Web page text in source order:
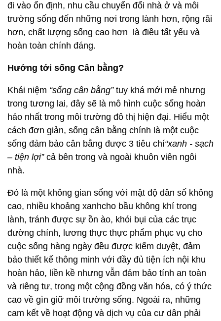
đi vào ổn định, nhu cầu chuyển đổi nhà ở và môi
trường sống đến những nơi trong lành hơn, rộng rãi
hơn, chất lượng sống cao hơn là điều tất yếu và
hoàn toàn chính đáng.
Hướng tới sống Cân bằng?
Khái niệm “sống cân bằng”tuy khá mới mẻ nhưng
trong tương lai, đây sẽ là mô hình cuộc sống hoàn
hảo nhất trong môi trường đô thị hiện đại. Hiểu một
cách đơn giản, sống cân bằng chính là một cuộc
sống đảm bảo cân bằng được 3 tiêu chí“xanh - sạch
– tiện lợi”cả bên trong và ngoài khuôn viên ngôi
nhà.
Đó là một không gian sống với mật độ dân số không
cao, nhiều khoảng xanhcho bầu không khí trong
lành, tránh được sự ồn ào, khói bụi của các trục
đường chính, lương thực thực phẩm phục vụ cho
cuộc sống hàng ngày đều được kiểm duyệt, đảm
bảo thiết kế thông minh với đầy đủ tiện ích nội khu
hoàn hảo, liền kề nhưng vẫn đảm bảo tính an toàn
và riêng tư, trong một cộng đồng văn hóa, có ý thức
cao về gìn giữ môi trường sống. Ngoài ra, những
cam kết về hoạt động và dịch vụ của cư dân phải